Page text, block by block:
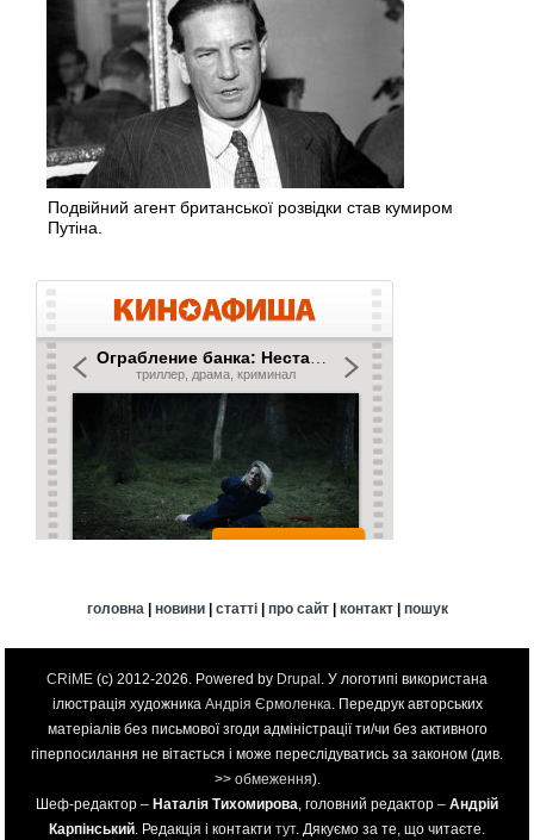
Подвійний агент британської розвідки став кумиром
Путіна.
головна | новини| статті| про сайт| контакт| пошук
CRiME (c) 2012-2026. Powered by Drupal . У логотипі використана
ілюстрація художника Андрія Єрмоленка . Передрук авторських
матеріалів без письмової згоди адміністрації ти/чи без активного
гіперпосилання не вітається і може переслідуватись за законом (див.
>> обмеження).
Шеф-редактор – Наталія Тихомирова , головний редактор – Андрій
Карпінський . Редакція і контакти тут. Дякуємо за те, що читаєте.